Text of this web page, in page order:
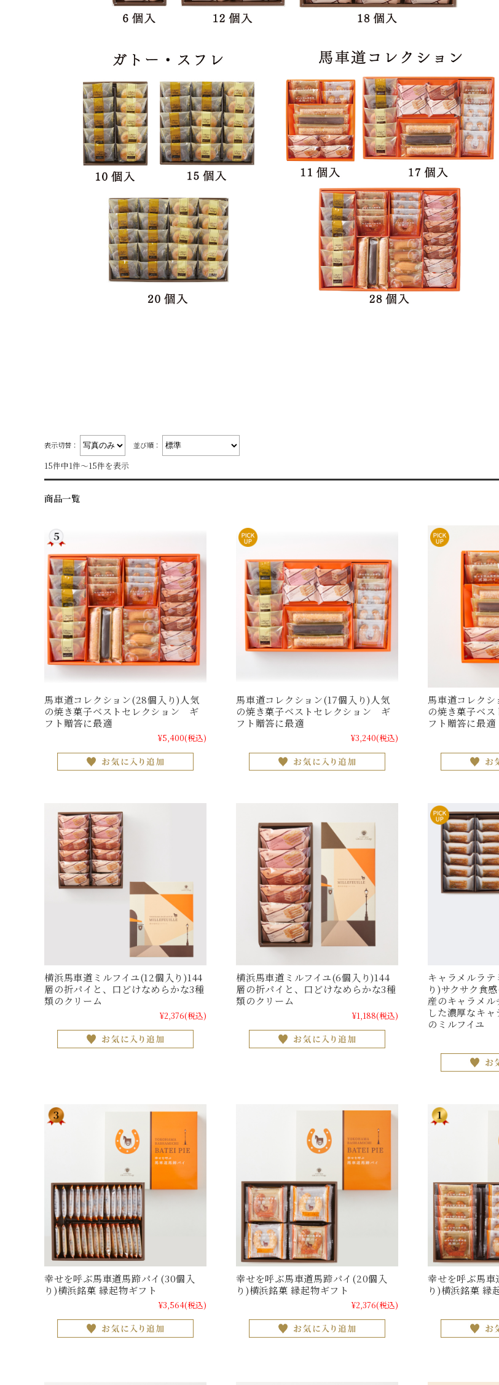
表示切替： 並び順：
15件中1件～15件を表示
商品一覧
馬車道コレクション(28個入り)人気
の焼き菓子ベストセレクション ギ
フト贈答に最適
¥5,400(税込)
馬車道コレクション(17個入り)人気
の焼き菓子ベストセレクション ギ
フト贈答に最適
¥3,240(税込)
馬車道コレクシ
の焼き菓子ベ
フト贈答に最適
横浜馬車道ミルフイユ(12個入り)144
層の折パイと、口どけなめらかな3種
類のクリーム
¥2,376(税込)
横浜馬車道ミルフイユ(6個入り)144
層の折パイと、口どけなめらかな3種
類のクリーム
¥1,188(税込)
キャラメルラテ
り)サクサク食
産のキャラメル
した濃厚なキ
のミルフイユ
幸せを呼ぶ馬車道馬蹄パイ(30個入
り)横浜銘菓 縁起物ギフト
¥3,564(税込)
幸せを呼ぶ馬車道馬蹄パイ(20個入
り)横浜銘菓 縁起物ギフト
¥2,376(税込)
幸せを呼ぶ馬車
り)横浜銘菓 縁